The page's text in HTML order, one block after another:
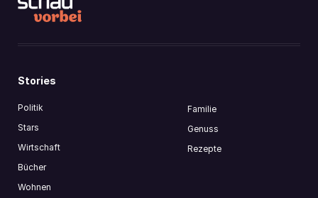
Stories
Politik
Stars
Wirtschaft
Bücher
Wohnen
Familie
Genuss
Rezepte